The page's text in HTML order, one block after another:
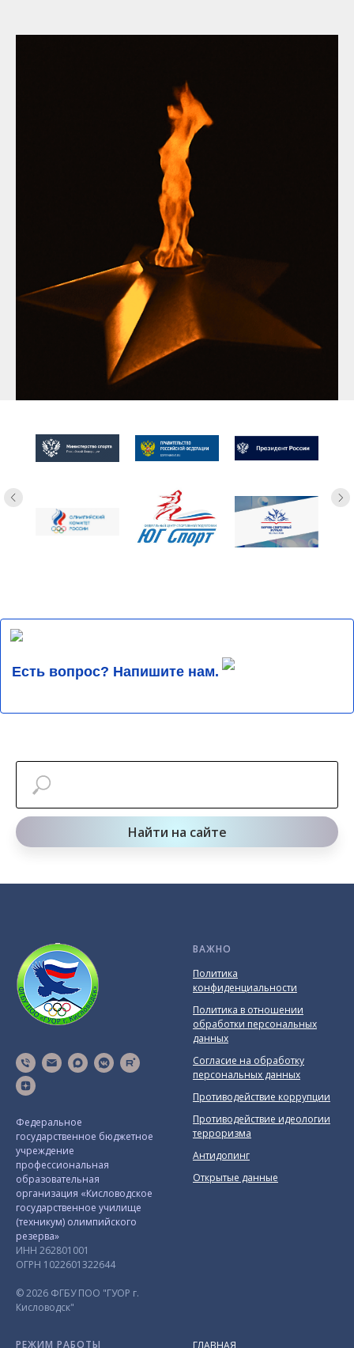
Есть вопрос? Напишите нам.
Найти на сайте
Федеральное
государственное бюджетное
учреждение
профессиональная
образовательная
организация «Кисловодское
государственное училище
(техникум) олимпийского
резерва»
ИНН 262801001
ОГРН 1022601322644
© 2026 ФГБУ ПОО "ГУОР г.
Кисловодск"
ВАЖНО
Политика
конфиденциальности
Политика в отношении
обработки персональных
данных
Согласие на обработку
персональных данных
Противодействие коррупции
Противодействие идеологии
терроризма
Антидопинг
Открытые данные
РЕЖИМ РАБОТЫ ГЛАВНАЯ